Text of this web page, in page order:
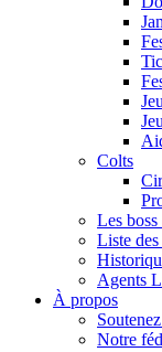
Colts
Les boss
Liste
Agents
À propos
Notre